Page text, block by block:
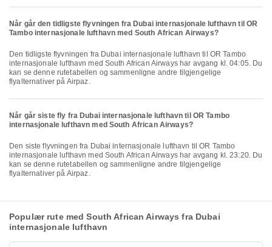
Når går den tidligste flyvningen fra Dubai internasjonale lufthavn til OR
Tambo internasjonale lufthavn med South African Airways?
Den tidligste flyvningen fra Dubai internasjonale lufthavn til OR Tambo
internasjonale lufthavn med South African Airways har avgang kl. 04:05. Du
kan se denne rutetabellen og sammenligne andre tilgjengelige
flyalternativer på Airpaz.
Når går siste fly fra Dubai internasjonale lufthavn til OR Tambo
internasjonale lufthavn med South African Airways?
Den siste flyvningen fra Dubai internasjonale lufthavn til OR Tambo
internasjonale lufthavn med South African Airways har avgang kl. 23:20. Du
kan se denne rutetabellen og sammenligne andre tilgjengelige
flyalternativer på Airpaz.
Populær rute med South African Airways fra Dubai
internasjonale lufthavn